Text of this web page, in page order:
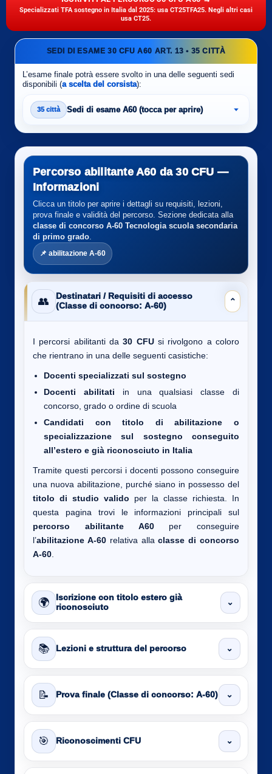
Specializzati TFA sostegno in Italia dal 2025: usa CT25TFA25. Negli altri casi
usa CT25.
SEDI DI ESAME 30 CFU A60 ART. 13 • 35 CITTÀ
L’esame finale potrà essere svolto in una delle seguenti sedi
disponibili (a scelta del corsista):
35 città Sedi di esame A60 (tocca per aprire)
Percorso abilitante A60 da 30 CFU —
Informazioni
Clicca un titolo per aprire i dettagli su requisiti, lezioni,
prova finale e validità del percorso. Sezione dedicata alla
classe di concorso A-60 Tecnologia scuola secondaria
di primo grado
📌 abilitazione A-60
👥
Destinatari / Requisiti di accesso
(Classe di concorso: A-60)
⌄
I percorsi abilitanti da30 CFUsi rivolgono a coloro
che rientrano in una delle seguenti casistiche:
Docenti specializzati sul sostegno
Docenti abilitati in una qualsiasi classe di
concorso, grado o ordine di scuola
Candidati con titolo di abilitazione o
specializzazione sul sostegno conseguito
all’estero e già riconosciuto in Italia
Tramite questi percorsi i docenti possono conseguire
una nuova abilitazione, purché siano in possesso del
titolo di studio valido per la classe richiesta. In
questa pagina trovi le informazioni principali sul
percorso abilitante A60per conseguire
l’abilitazione A-60relativa allaclasse di concorso
A-60
🌍
Iscrizione con titolo estero già
riconosciuto
⌄
📚 Lezioni e struttura del percorso ⌄
📝 Prova finale (Classe di concorso: A-60) ⌄
🎯 Riconoscimenti CFU ⌄